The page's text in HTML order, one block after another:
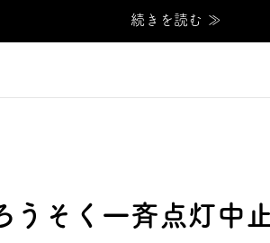
続きを読む ≫
うそく一斉点灯中